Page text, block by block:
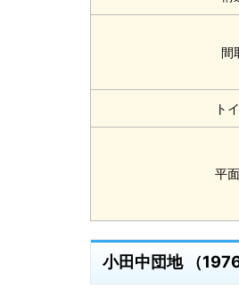
間
ト
平
小田中団地 （